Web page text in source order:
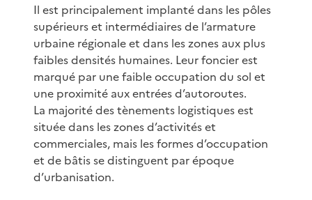
Il est principalement implanté dans les pôles
supérieurs et intermédiaires de l’armature
urbaine régionale et dans les zones aux plus
faibles densités humaines. Leur foncier est
marqué par une faible occupation du sol et
une proximité aux entrées d’autoroutes.
La majorité des tènements logistiques est
située dans les zones d’activités et
commerciales, mais les formes d’occupation
et de bâtis se distinguent par époque
d’urbanisation.